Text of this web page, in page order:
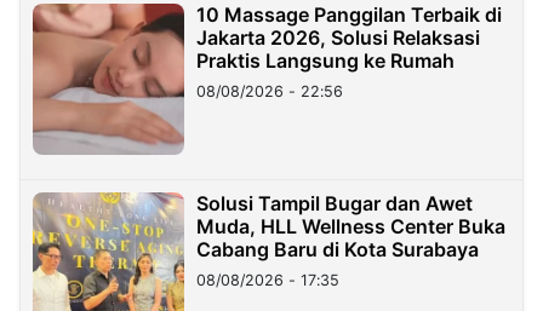
10 Massage Panggilan Terbaik di
Jakarta 2026, Solusi Relaksasi
Praktis Langsung ke Rumah
08/08/2026 - 22:56
Solusi Tampil Bugar dan Awet
Muda, HLL Wellness Center Buka
Cabang Baru di Kota Surabaya
08/08/2026 - 17:35